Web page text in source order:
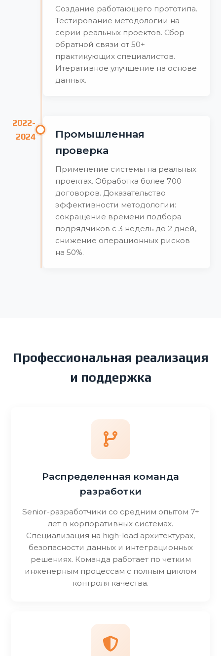
Создание работающего прототипа.
Тестирование методологии на
серии реальных проектов. Сбор
обратной связи от 50+
практикующих специалистов.
Итеративное улучшение на основе
данных.
2022-
2024
Промышленная
проверка
Применение системы на реальных
проектах. Обработка более 700
договоров. Доказательство
эффективности методологии:
сокращение времени подбора
подрядчиков с 3 недель до 2 дней,
снижение операционных рисков
на 50%.
Профессиональная реализация
и поддержка
Распределенная команда
разработки
Senior-разработчики со средним опытом 7+
лет в корпоративных системах.
Специализация на high-load архитектурах,
безопасности данных и интеграционных
решениях. Команда работает по четким
инженерным процессам с полным циклом
контроля качества.